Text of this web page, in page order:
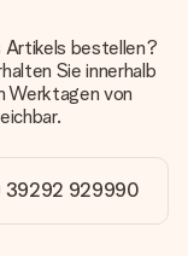
an: Vorauskasse
Paypal,
Bei einer
Artikels bestellen?
Sie innerhalb
Werktagen von
39292 929990